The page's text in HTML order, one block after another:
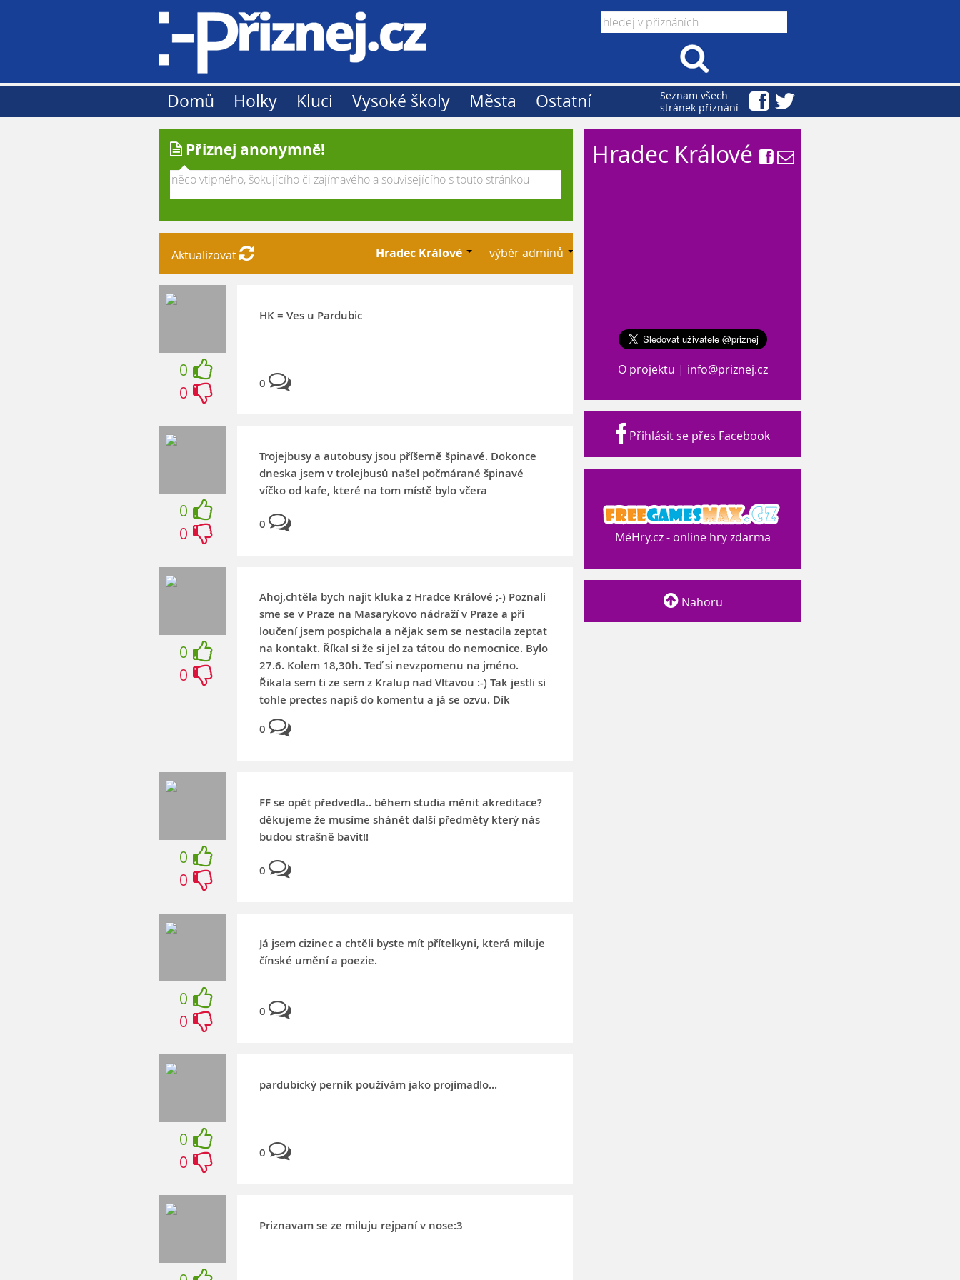
Seznam všech
stránek přiznání
Domů Holky Kluci Vysoké školy Města Ostatní
Hradec Králové
O projektu | info@priznej.cz
Přihlásit se přes Facebook
MéHry.cz - online hry zdarma
Nahoru
Přiznej anonymně!
Aktualizovat Hradec Králové výběr adminů
0
0
HK = Ves u Pardubic
0
0
0
Trojejbusy a autobusy jsou příšerně špinavé. Dokonce
dneska jsem v trolejbusů našel počmárané špinavé
víčko od kafe, které na tom místě bylo včera
0
0
0
Ahoj,chtěla bych najit kluka z Hradce Králové ;-) Poznali
sme se v Praze na Masarykovo nádraží v Praze a při
loučení jsem pospichala a nějak sem se nestacila zeptat
na kontakt. Říkal si že si jel za tátou do nemocnice. Bylo
27.6. Kolem 18,30h. Teď si nevzpomenu na jméno.
Řikala sem ti ze sem z Kralup nad Vltavou :-) Tak jestli si
tohle prectes napiš do komentu a já se ozvu. Dík
0
0
0
FF se opět předvedla.. během studia měnit akreditace?
děkujeme že musíme shánět další předměty který nás
budou strašně bavit!!
0
0
0
Já jsem cizinec a chtěli byste mít přítelkyni, která miluje
čínské umění a poezie.
0
0
0
pardubický perník používám jako projímadlo...
0
Priznavam se ze miluju rejpaní v nose:3